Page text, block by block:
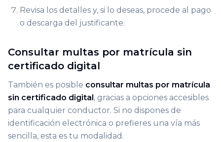
Revisa los detalles y, si lo deseas, procede al pago
o descarga del justificante.
Consultar multas por matrícula sin
certificado digital
También es posible consultar multas por matrícula
sin certificado digital, gracias a opciones accesibles
para cualquier conductor. Si no dispones de
identificación electrónica o prefieres una vía más
sencilla, esta es tu modalidad.